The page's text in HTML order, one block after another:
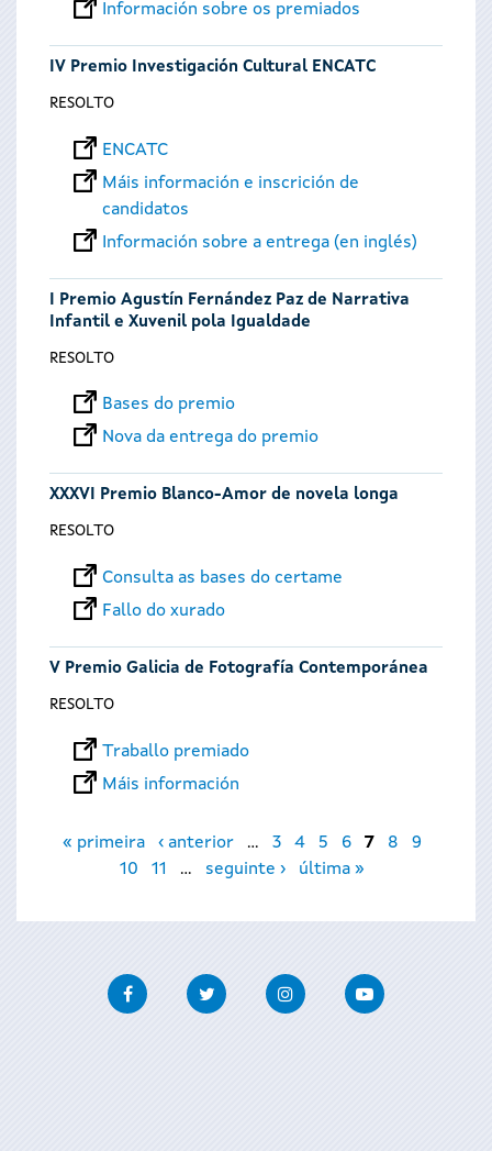
Información sobre os premiados
IV Premio Investigación Cultural ENCATC
RESOLTO
ENCATC
Máis información e inscrición de
candidatos
Información sobre a entrega (en inglés)
I Premio Agustín Fernández Paz de Narrativa
Infantil e Xuvenil pola Igualdade
RESOLTO
Bases do premio
Nova da entrega do premio
XXXVI Premio Blanco-Amor de novela longa
RESOLTO
Consulta as bases do certame
Fallo do xurado
V Premio Galicia de Fotografía Contemporánea
RESOLTO
Traballo premiado
Máis información
Páxinas
« primeira ‹ anterior … 3 4 5 6 7 8
9
10
11 … seguinte › última »
FacebookTwitter InstagramYoutube